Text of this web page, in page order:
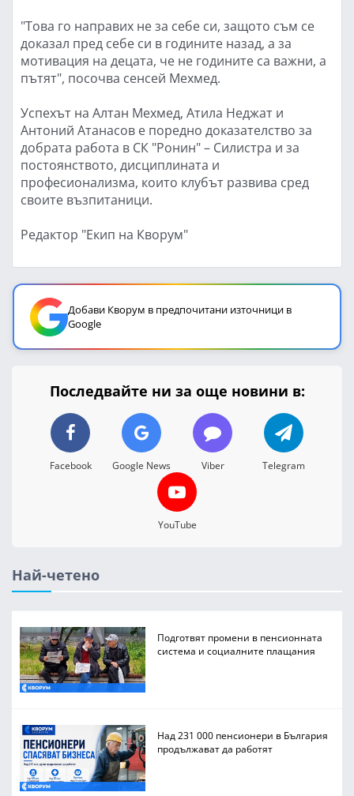
"Това го направих не за себе си, защото съм се
доказал пред себе си в годините назад, а за
мотивация на децата, че не годините са важни, а
пътят", посочва сенсей Мехмед.
Успехът на Алтан Мехмед, Атила Неджат и
Антоний Атанасов е поредно доказателство за
добрата работа в СК "Ронин" – Силистра и за
постоянството, дисциплината и
професионализма, които клубът развива сред
своите възпитаници.
Редактор "Екип на Кворум"
Добави Кворум в предпочитани източници в
Google
Последвайте ни за още новини в:
Facebook Google News Viber Telegram
YouTube
Най-четено
Подготвят промени в пенсионната
система и социалните плащания
Над 231 000 пенсионери в България
продължават да работят